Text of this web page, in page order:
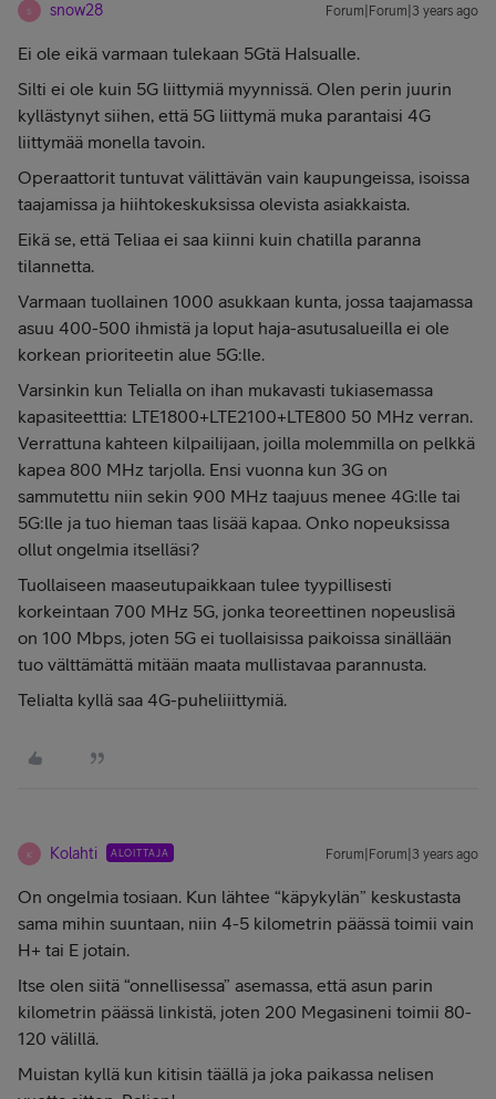
S snow28 Forum|Forum|3 years ago
Ei ole eikä varmaan tulekaan 5Gtä Halsualle.
Silti ei ole kuin 5G liittymiä myynnissä. Olen perin juurin
kyllästynyt siihen, että 5G liittymä muka parantaisi 4G
liittymää monella tavoin.
Operaattorit tuntuvat välittävän vain kaupungeissa, isoissa
taajamissa ja hiihtokeskuksissa olevista asiakkaista.
Eikä se, että Teliaa ei saa kiinni kuin chatilla paranna
tilannetta.
Varmaan tuollainen 1000 asukkaan kunta, jossa taajamassa
asuu 400-500 ihmistä ja loput haja-asutusalueilla ei ole
korkean prioriteetin alue 5G:lle.
Varsinkin kun Telialla on ihan mukavasti tukiasemassa
kapasiteetttia: LTE1800+LTE2100+LTE800 50 MHz verran.
Verrattuna kahteen kilpailijaan, joilla molemmilla on pelkkä
kapea 800 MHz tarjolla. Ensi vuonna kun 3G on
sammutettu niin sekin 900 MHz taajuus menee 4G:lle tai
5G:lle ja tuo hieman taas lisää kapaa. Onko nopeuksissa
ollut ongelmia itselläsi?
Tuollaiseen maaseutupaikkaan tulee tyypillisesti
korkeintaan 700 MHz 5G, jonka teoreettinen nopeuslisä
on 100 Mbps, joten 5G ei tuollaisissa paikoissa sinällään
tuo välttämättä mitään maata mullistavaa parannusta.
Telialta kyllä saa 4G-puheliiittymiä.
K Kolahti ALOITTAJA Forum|Forum|3 years ago
On ongelmia tosiaan. Kun lähtee “käpykylän” keskustasta
sama mihin suuntaan, niin 4-5 kilometrin päässä toimii vain
H+ tai E jotain.
Itse olen siitä “onnellisessa” asemassa, että asun parin
kilometrin päässä linkistä, joten 200 Megasineni toimii 80-
120 välillä.
Muistan kyllä kun kitisin täällä ja joka paikassa nelisen